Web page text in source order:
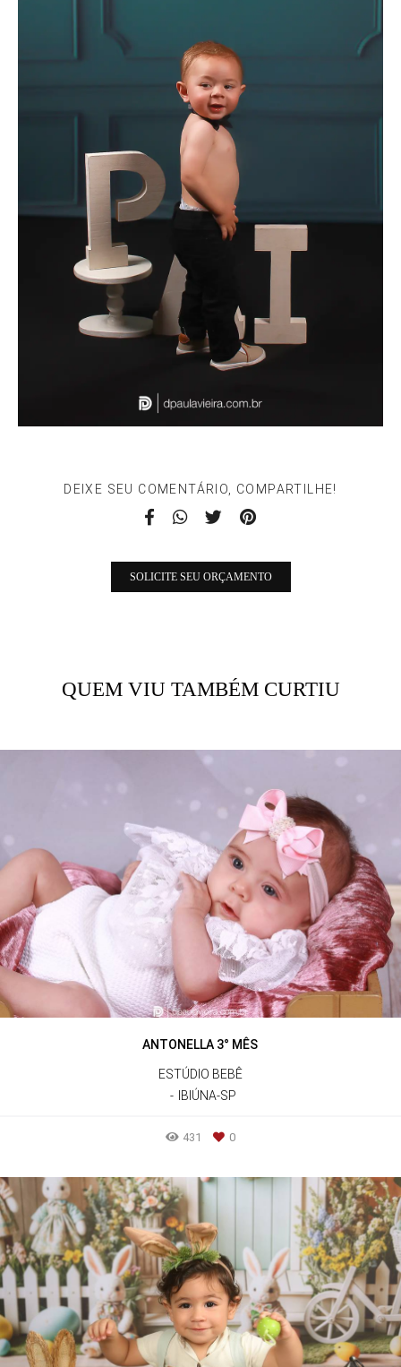
DEIXE SEU COMENTÁRIO, COMPARTILHE!
SOLICITE SEU ORÇAMENTO
QUEM VIU TAMBÉM CURTIU
ANTONELLA 3° MÊS
ESTÚDIO BEBÊ
IBIÚNA-SP
431 0